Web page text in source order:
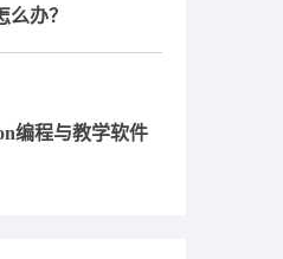
办？
编程与教学软件